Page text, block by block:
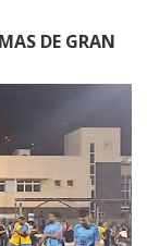
DE GRAN